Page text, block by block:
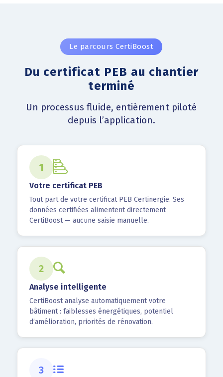
Le parcours CertiBoost
Du certificat PEB au chantier
terminé
Un processus fluide, entièrement piloté
depuis l’application.
1
Votre certificat PEB
Tout part de votre certificat PEB Certinergie. Ses
données certifiées alimentent directement
CertiBoost — aucune saisie manuelle.
2
Analyse intelligente
CertiBoost analyse automatiquement votre
bâtiment : faiblesses énergétiques, potentiel
d’amélioration, priorités de rénovation.
3